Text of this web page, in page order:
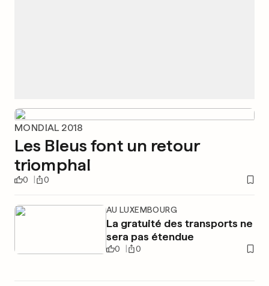
MONDIAL 2018
Les Bleus font un retour
triomphal
0 0
AU LUXEMBOURG
La gratuité des transports ne
sera pas étendue
0 0